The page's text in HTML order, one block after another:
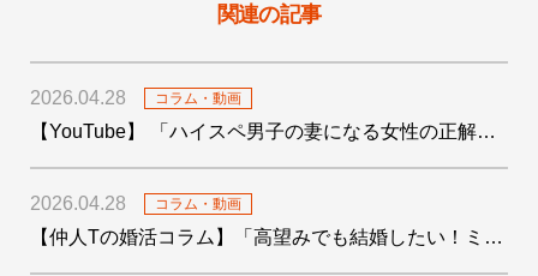
関連の記事
2026.04.28 コラム・動画
【YouTube】 「ハイスペ男子の妻になる女性の正解がわかりました！」を公開しました
2026.04.28 コラム・動画
【仲人Tの婚活コラム】「高望みでも結婚したい！ミドサー男子の婚活〜4つの婚活テクも添えて〜」を公開しました